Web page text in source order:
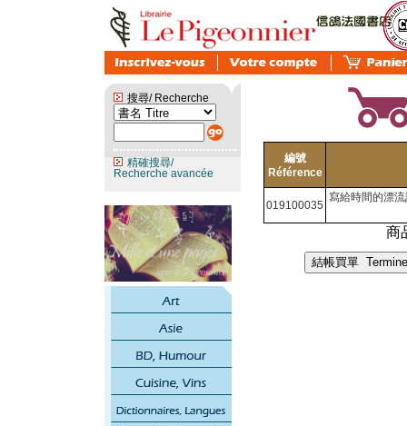
搜尋/ Recherche
精確搜尋/
Recherche avancée
編號
Référence
019100035
寫給時間的漂
商